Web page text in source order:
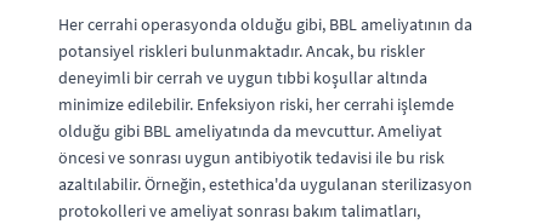
Her cerrahi operasyonda olduğu gibi, BBL ameliyatının da
potansiyel riskleri bulunmaktadır. Ancak, bu riskler
deneyimli bir cerrah ve uygun tıbbi koşullar altında
minimize edilebilir. Enfeksiyon riski, her cerrahi işlemde
olduğu gibi BBL ameliyatında da mevcuttur. Ameliyat
öncesi ve sonrası uygun antibiyotik tedavisi ile bu risk
azaltılabilir. Örneğin, estethica'da uygulanan sterilizasyon
protokolleri ve ameliyat sonrası bakım talimatları,